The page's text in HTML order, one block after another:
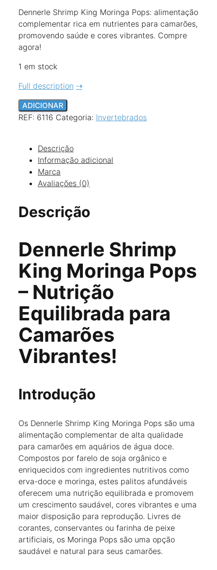
original
era:
11,99 €.
atual
é:
10,90 €.
Dennerle Shrimp King Moringa Pops: alimentação
complementar rica em nutrientes para camarões,
promovendo saúde e cores vibrantes. Compre
agora!
1 em stock
Full description
Quantidade
de
King
Moringa
Pops
ADICIONAR
REF: 6116 Categoria: Invertebrados
Descrição
Informação adicional
Marca
Avaliações (0)
Descrição
Dennerle Shrimp
King Moringa Pops
– Nutrição
Equilibrada para
Camarões
Vibrantes!
Introdução
Os Dennerle Shrimp King Moringa Pops são uma
alimentação complementar de alta qualidade
para camarões em aquários de água doce.
Compostos por farelo de soja orgânico e
enriquecidos com ingredientes nutritivos como
erva-doce e moringa, estes palitos afundáveis
oferecem uma nutrição equilibrada e promovem
um crescimento saudável, cores vibrantes e uma
maior disposição para reprodução. Livres de
corantes, conservantes ou farinha de peixe
artificiais, os Moringa Pops são uma opção
saudável e natural para seus camarões.